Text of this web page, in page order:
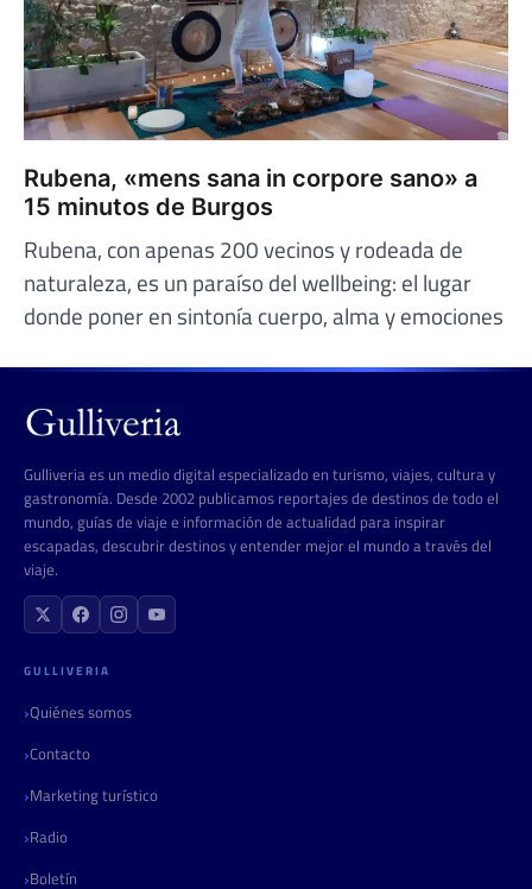
Rubena, «mens sana in corpore sano» a
15 minutos de Burgos
Rubena, con apenas 200 vecinos y rodeada de
naturaleza, es un paraíso del wellbeing: el lugar
donde poner en sintonía cuerpo, alma y emociones
Gulliveria es un medio digital especializado en turismo, viajes, cultura y
gastronomía. Desde 2002 publicamos reportajes de destinos de todo el
mundo, guías de viaje e información de actualidad para inspirar
escapadas, descubrir destinos y entender mejor el mundo a través del
viaje.
GULLIVERIA
Quiénes somos
Contacto
Marketing turístico
Radio
Boletín